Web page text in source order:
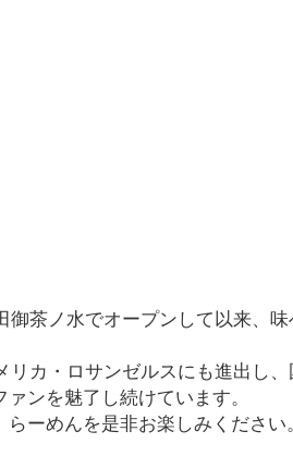
御茶ノ水でオープンして以来、
リカ・ロサンゼルスにも進出し
ンを魅了し続けています。
らーめんを是非お楽しみください